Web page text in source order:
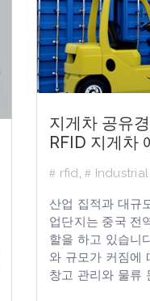
지게차 공유
RFID 지게차
rfid, Industrial
산업 집적과 대규
업단지는 중국 전
할을 하고 있습니
와 규모가 커짐에
창고 관리와 물류